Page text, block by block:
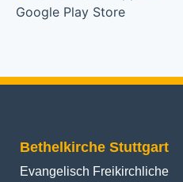
Bethelkirche Stuttgart
Evangelisch Freikirchliche